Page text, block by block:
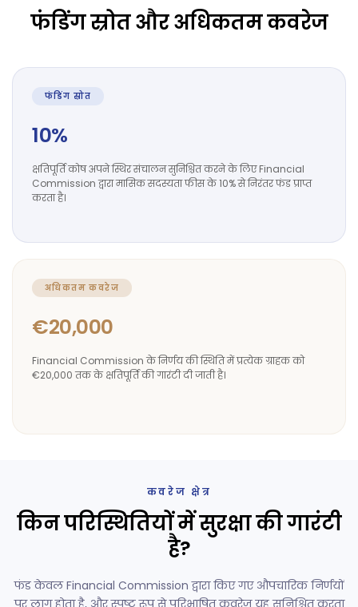
फंडिंग स्रोत और अधिकतम कवरेज
फंडिंग स्रोत
10%
क्षतिपूर्ति कोष अपने स्थिर संचालन सुनिश्चित करने के लिए Financial
Commission द्वारा मासिक सदस्यता फीस के 10% से निरंतर फंड प्राप्त
करता है।
अधिकतम कवरेज
€20,000
Financial Commission के निर्णय की स्थिति में प्रत्येक ग्राहक को
€20,000 तक के क्षतिपूर्ति की गारंटी दी जाती है।
कवरेज क्षेत्र
किन परिस्थितियों में सुरक्षा की गारंटी
है?
फंड केवल Financial Commission द्वारा किए गए औपचारिक निर्णयों
पर लागू होता है, और स्पष्ट रूप से परिभाषित कवरेज यह सुनिश्चित करता